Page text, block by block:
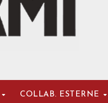
COLLAB. ESTERNE